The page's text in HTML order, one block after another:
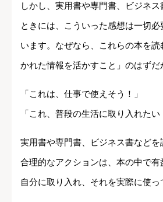
しかし、実用書や専門書、ビジネ
ときには、こういった感想は一切
います。なぜなら、これらの本を
かれた情報を活かすこと」のはずだ
「これは、仕事で使えそう！」
「これ、普段の生活に取り入れたい
実用書や専門書、ビジネス書などを
合理的なアクションは、本の中で
自分に取り入れ、それを実際に使っ